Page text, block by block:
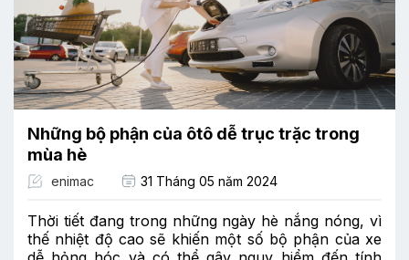
Những bộ phận của ôtô dễ trục trặc trong
mùa hè
enimac 31 Tháng 05 năm 2024
Thời tiết đang trong những ngày hè nắng nóng, vì
thế nhiệt độ cao sẽ khiến một số bộ phận của xe